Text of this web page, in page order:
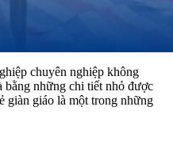
chuyên nghiệp không
bằng những chi tiết nhỏ được
giàn giáo là một trong những